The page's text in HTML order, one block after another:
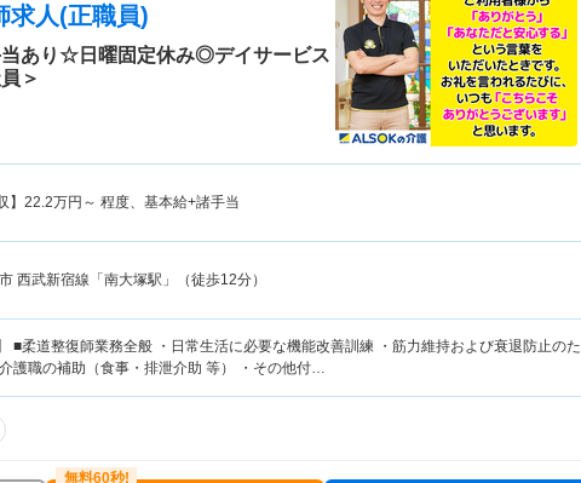
求人(正職員)
当あり☆日曜固定休み◎デイサービス
＞
】 22.2万円～ 程度、基本給+諸手当
西武新宿線「南大塚駅」（徒歩12分）
■柔道整復師業務全般 ・日常生活に必要な機能改善訓練 ・筋力維持および衰退防止のた
護職の補助（食事・排泄介助 等） ・その他付…